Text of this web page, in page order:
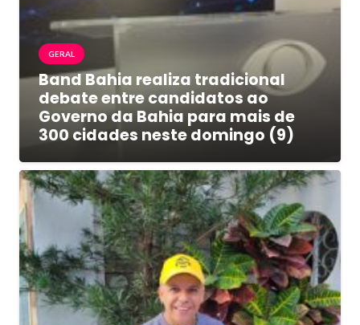
GERAL
Band Bahia realiza tradicional
debate entre candidatos ao
Governo da Bahia para mais de
300 cidades neste domingo (9)